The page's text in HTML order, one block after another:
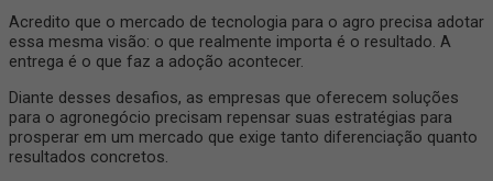
Acredito que o mercado de tecnologia para o agro precisa adotar
essa mesma visão: o que realmente importa é o resultado. A
entrega é o que faz a adoção acontecer.
Diante desses desafios, as empresas que oferecem soluções
para o agronegócio precisam repensar suas estratégias para
prosperar em um mercado que exige tanto diferenciação quanto
resultados concretos.